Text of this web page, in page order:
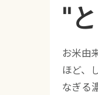
"
お米由
ほど、
なぎる